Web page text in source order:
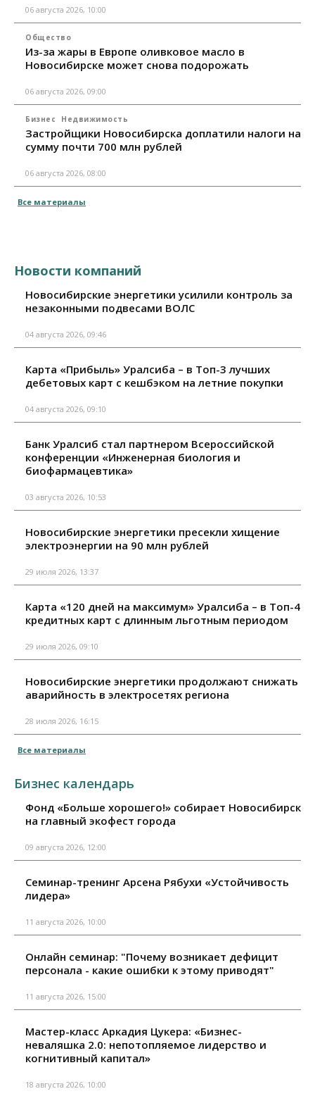
06 августа 2026, 10:00
Общество
Из-за жары в Европе оливковое масло в
Новосибирске может снова подорожать
06 августа 2026, 09:00
Бизнес Недвижимость
Застройщики Новосибирска доплатили налоги на
сумму почти 700 млн рублей
06 августа 2026, 08:00
Все материалы
Новости компаний
Новосибирские энергетики усилили контроль за
незаконными подвесами ВОЛС
04 августа 2026, 09:46
Карта «Прибыль» Уралсиба – в Топ-3 лучших
дебетовых карт с кешбэком на летние покупки
04 августа 2026, 09:10
Банк Уралсиб стал партнером Всероссийской
конференции «Инженерная биология и
биофармацевтика»
03 августа 2026, 10:53
Новосибирские энергетики пресекли хищение
электроэнергии на 90 млн рублей
29 июля 2026, 13:37
Карта «120 дней на максимум» Уралсиба – в Топ-4
кредитных карт с длинным льготным периодом
29 июля 2026, 09:10
Новосибирские энергетики продолжают снижать
аварийность в электросетях региона
28 июля 2026, 16:15
Все материалы
Бизнес календарь
Фонд «Больше хорошего!» собирает Новосибирск
на главный экофест города
09 августа 2026, 12:00
Семинар-тренинг Арсена Рябухи «Устойчивость
лидера»
11 августа 2026, 10:00
Онлайн семинар: "Почему возникает дефицит
персонала - какие ошибки к этому приводят"
11 августа 2026, 15:00
Мастер-класс Аркадия Цукера: «Бизнес-
неваляшка 2.0: непотопляемое лидерство и
когнитивный капитал»
18 августа 2026, 10:00